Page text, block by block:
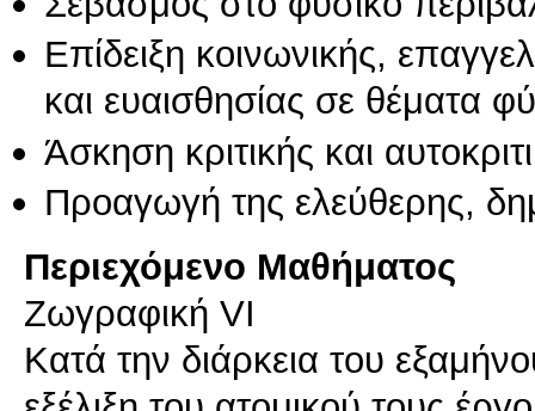
Επίδειξη κοινωνικής,
και ευαισθησίας σε θέματα
Άσκηση κριτικής και
Προαγωγή της ελεύθερης,
Περιεχόμενο Μαθήματος
Ζωγραφική VI
Κατά την διάρκεια του